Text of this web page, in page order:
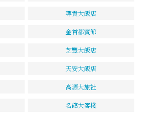
尊貴大飯店
金首都賓館
芝豐大飯店
天安大飯店
高源大旅社
名館大客棧